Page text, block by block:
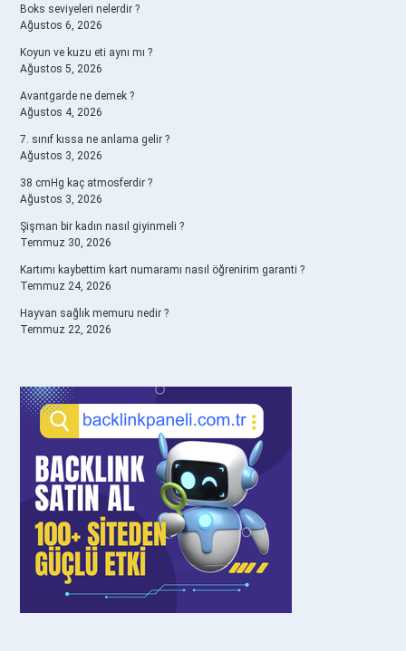
Boks seviyeleri nelerdir ?
Ağustos 6, 2026
Koyun ve kuzu eti aynı mı ?
Ağustos 5, 2026
Avantgarde ne demek ?
Ağustos 4, 2026
7. sınıf kıssa ne anlama gelir ?
Ağustos 3, 2026
38 cmHg kaç atmosferdir ?
Ağustos 3, 2026
Şişman bir kadın nasıl giyinmeli ?
Temmuz 30, 2026
Kartımı kaybettim kart numaramı nasıl öğrenirim garanti ?
Temmuz 24, 2026
Hayvan sağlık memuru nedir ?
Temmuz 22, 2026